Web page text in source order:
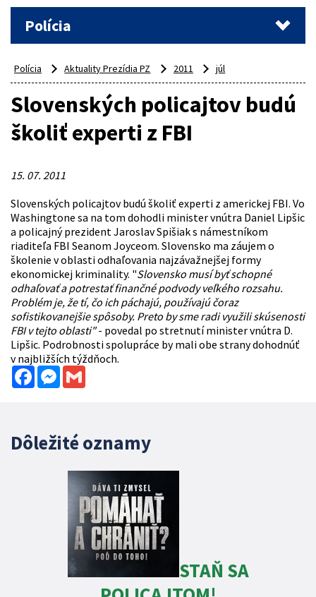
Polícia
Polícia Aktuality Prezídia PZ 2011 júl
Slovenských policajtov budú
školiť experti z FBI
15. 07. 2011
Slovenských policajtov budú školiť experti z americkej FBI. Vo
Washingtone sa na tom dohodli minister vnútra Daniel Lipšic
a policajný prezident Jaroslav Spišiak s námestníkom
riaditeľa FBI Seanom Joyceom. Slovensko ma záujem o
školenie v oblasti odhaľovania najzávažnejšej formy
ekonomickej kriminality. "Slovensko musí byť schopné
odhaľovať a potrestať finančné podvody veľkého rozsahu.
Problém je, že tí, čo ich páchajú, používajú čoraz
sofistikovanejšie spôsoby. Preto by sme radi využili skúsenosti
FBI v tejto oblasti"- povedal po stretnutí minister vnútra D.
Lipšic. Podrobnosti spolupráce by mali obe strany dohodnúť
v najbližších týždňoch.
FacebookMessenger
Dôležité oznamy
STAŇ SA